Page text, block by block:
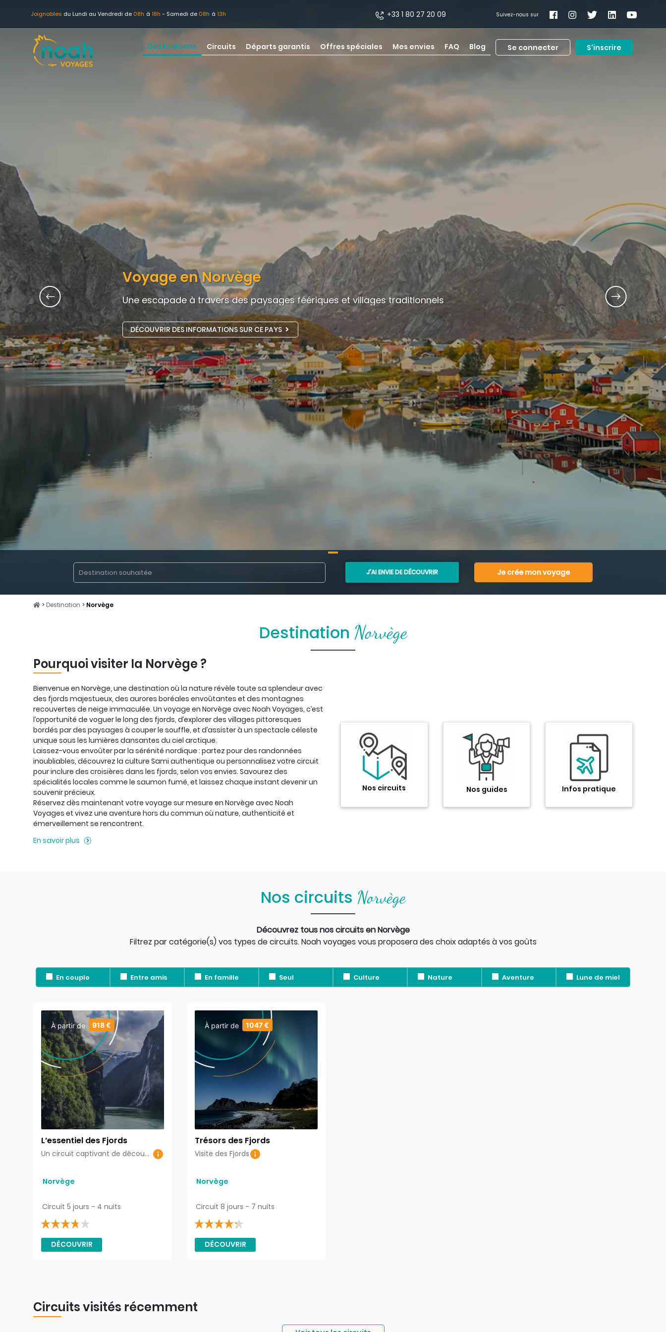
Joignables du Lundi au Vendredi de 08h à 18h - Samedi de 08h à 13h +33 1 80 27 20 09 Suivez-nous sur
Destinations Circuits Départs garantis Offres spéciales Mes envies FAQ Blog Se connecter S'inscrire
Voyage en Norvège
Une escapade à travers des paysages féériques et villages traditionnels
DÉCOUVRIR DES INFORMATIONS SUR CE PAYS
Previous slide Next slide
J'AI ENVIE DE DÉCOUVRIR Je crée mon voyage
> Destination > Norvège
Destination Norvège
Pourquoi visiter la Norvège ?
Bienvenue en Norvège, une destination où la nature révèle toute sa splendeur avec
des fjords majestueux, des aurores boréales envoûtantes et des montagnes
recouvertes de neige immaculée. Un voyage en Norvège avec Noah Voyages, c’est
l’opportunité de voguer le long des fjords, d’explorer des villages pittoresques
bordés par des paysages à couper le souffle, et d’assister à un spectacle céleste
unique sous les lumières dansantes du ciel arctique.
Laissez-vous envoûter par la sérénité nordique : partez pour des randonnées
inoubliables, découvrez la culture Sami authentique ou personnalisez votre circuit
pour inclure des croisières dans les fjords, selon vos envies. Savourez des
spécialités locales comme le saumon fumé, et laissez chaque instant devenir un
souvenir précieux.
Réservez dès maintenant votre voyage sur mesure en Norvège avec Noah
Voyages et vivez une aventure hors du commun où nature, authenticité et
émerveillement se rencontrent.
En savoir plus
Nos circuits Nos guides Infos pratique
Nos circuits Norvège
Découvrez tous nos circuits en Norvège
Filtrez par catégorie(s) vos types de circuits. Noah voyages vous proposera des choix adaptés à vos goûts
En couple Entre amis En famille Seul Culture Nature Aventure Lune de miel
À partir de 918 €
L’essentiel des Fjords
Un circuit captivant de découvertes naturelles et d'aventures inoubliables en plein cœur de paysages majestueux.
Norvège
Circuit 5 jours - 4 nuits
DÉCOUVRIR
À partir de 1047 €
Trésors des Fjords
Visite des Fjords
Norvège
Circuit 8 jours - 7 nuits
DÉCOUVRIR
Circuits visités récemment